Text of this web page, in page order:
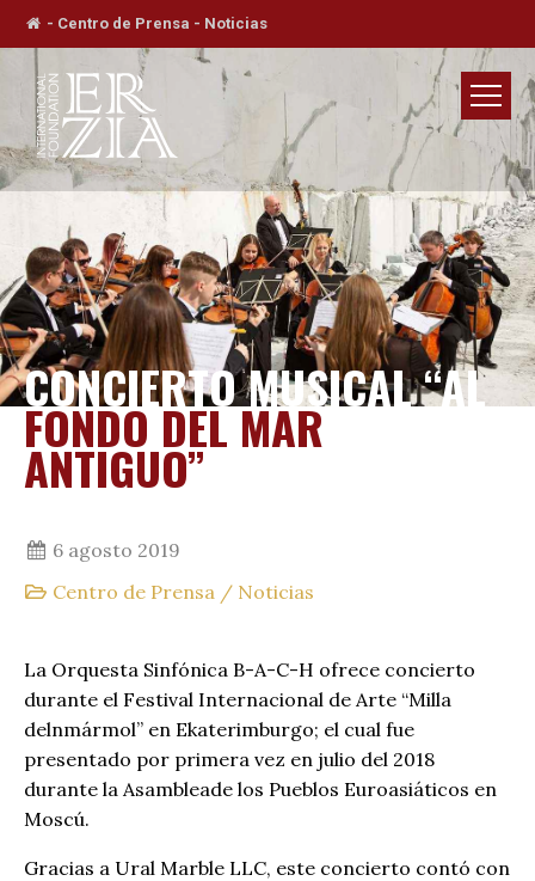
- Centro de Prensa - Noticias
CONCIERTO MUSICAL “AL
FONDO DEL MAR
ANTIGUO”
6 agosto 2019
Centro de Prensa / Noticias
La Orquesta Sinfónica B-A-C-H ofrece concierto
durante el Festival Internacional de Arte “Milla
delnmármol” en Ekaterimburgo; el cual fue
presentado por primera vez en julio del 2018
durante la Asambleade los Pueblos Euroasiáticos en
Moscú.
Gracias a Ural Marble LLC, este concierto contó con